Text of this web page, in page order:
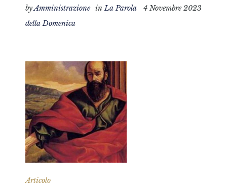
4 Novembre 2023
byAmministrazione inLa Parola
della Domenica
Articolo